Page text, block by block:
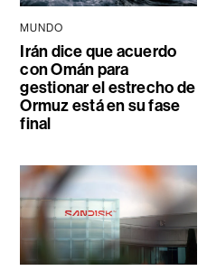
MUNDO
Irán dice que acuerdo
con Omán para
gestionar el estrecho de
Ormuz está en su fase
final